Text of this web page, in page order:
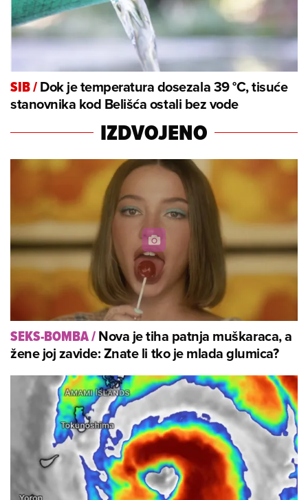
SIB/Dok je temperatura dosezala 39 °C, tisuće
stanovnika kod Belišća ostali bez vode
IZDVOJENO
SEKS-BOMBA/Nova je tiha patnja muškaraca, a
žene joj zavide: Znate li tko je mlada glumica?